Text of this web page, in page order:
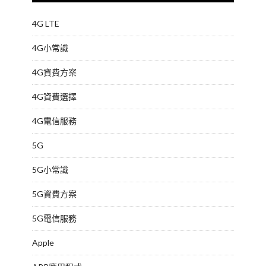
4G LTE
4G小常識
4G資費方案
4G資費選擇
4G電信服務
5G
5G小常識
5G資費方案
5G電信服務
Apple